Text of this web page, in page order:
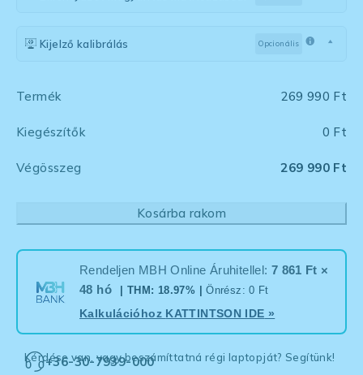
Kijelző kalibrálás Opcionális
Termék 269 990 Ft
Kiegészítők 0 Ft
Végösszeg 269 990 Ft
Kosárba rakom
Rendeljen MBH Online Áruhitellel: 7 861 Ft ×
48 hó
| THM: 18.97% |Önrész: 0 Ft
Kalkulációhoz KATTINTSON IDE »
Kérdése van, vagy beszámíttatná régi laptopját? Segítünk!
+36-30-7939-000